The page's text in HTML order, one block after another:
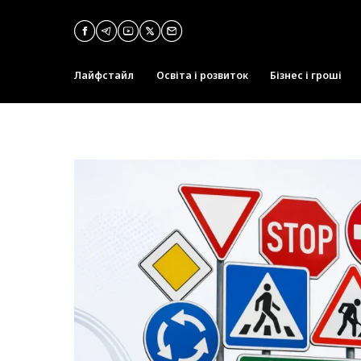
Лайфстайл Освіта і розвиток Бізнес і гроші